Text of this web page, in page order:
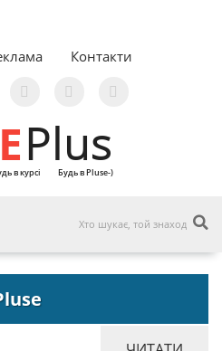
Контакти
Plus
в курсі Будь в Pluse-)